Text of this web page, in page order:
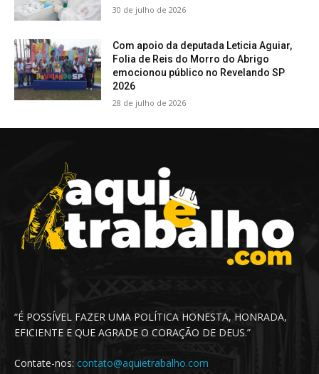
30 de julho de 2026
Com apoio da deputada Leticia Aguiar,
Folia de Reis do Morro do Abrigo
emocionou público no Revelando SP
2026
28 de julho de 2026
“É POSSÍVEL FAZER UMA POLÍTICA HONESTA, HONRADA,
EFICIENTE E QUE AGRADE O CORAÇÃO DE DEUS.”
Contate-nos: contato@aquietrabalho.com